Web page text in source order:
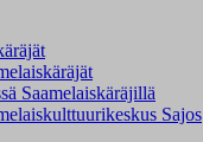
Saamelaiskäräjillä
Sajos